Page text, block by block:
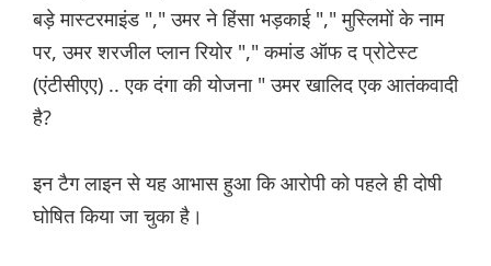
बड़े मास्टरमाइंड "," उमर ने हिंसा भड़काई "," मुस्लिमों के नाम
पर, उमर शरजील प्लान रियोर "," कमांड ऑफ द प्रोटेस्ट
(एंटीसीएए) .. एक दंगा की योजना " उमर खालिद एक आतंकवादी
है?
इन टैग लाइन से यह आभास हुआ कि आरोपी को पहले ही दोषी
घोषित किया जा चुका है।